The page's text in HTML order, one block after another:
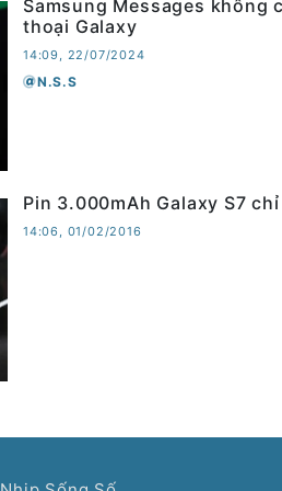
Samsung Messages không
thoại Galaxy
14:09, 22/07/2024
N.S.S
Pin 3.000mAh Galaxy S7
14:06, 01/02/2016